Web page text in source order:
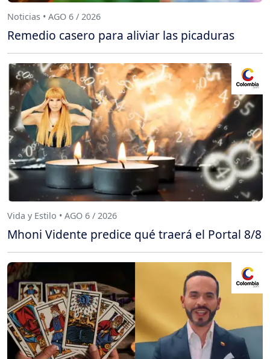
Noticias • AGO 6 / 2026
Remedio casero para aliviar las picaduras
Vida y Estilo • AGO 6 / 2026
Mhoni Vidente predice qué traerá el Portal 8/8